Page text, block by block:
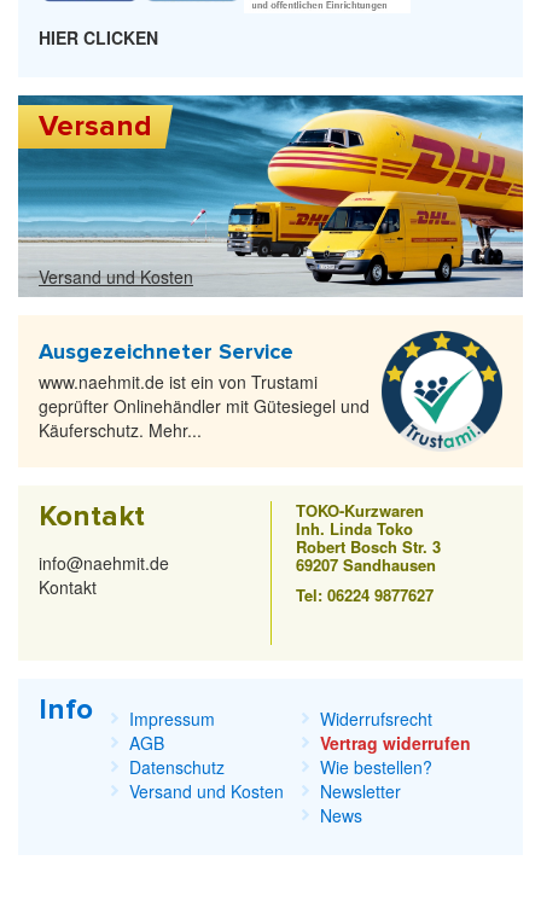
727 697
23 694
230
HIER CLICKEN
Versand
Versand und Kosten
Ausgezeichneter Service
www.naehmit.de ist ein von Trustami
geprüfter Onlinehändler mit Gütesiegel und
Käuferschutz. Mehr...
Kontakt
info@naehmit.de
Kontakt
TOKO-Kurzwaren
Inh. Linda Toko
Robert Bosch Str. 3
69207 Sandhausen
Tel: 06224 9877627
Info
Impressum
AGB
Datenschutz
Versand und Kosten
Widerrufsrecht
Vertrag widerrufen
Wie bestellen?
Newsletter
News